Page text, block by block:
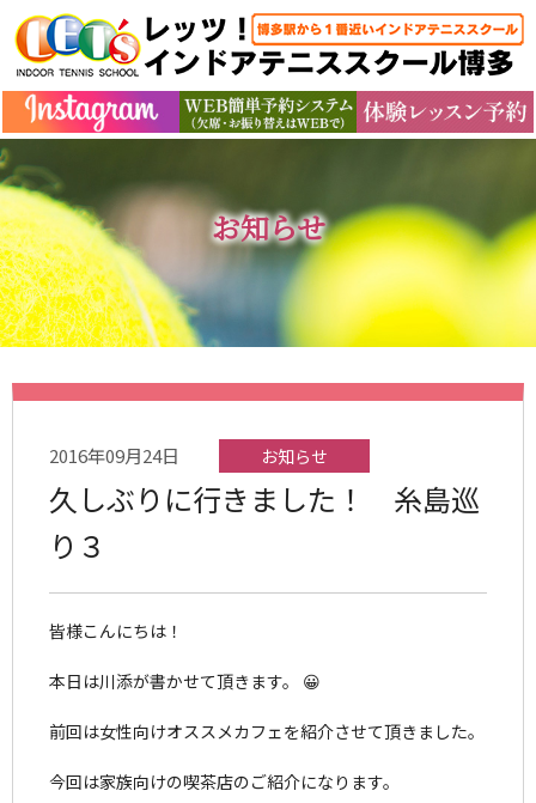
お知らせ
2016年09月24日 お知らせ
久しぶりに行きました！ 糸島巡
り３
皆様こんにちは！
本日は川添が書かせて頂きます。 😀
前回は女性向けオススメカフェを紹介させて頂きました。
今回は家族向けの喫茶店のご紹介になります。